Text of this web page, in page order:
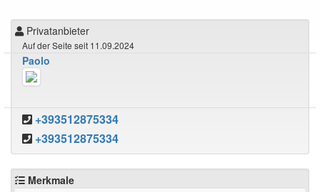
Privatanbieter
Auf der Seite seit 11.09.2024
Paolo
+393512875334
+393512875334
Merkmale